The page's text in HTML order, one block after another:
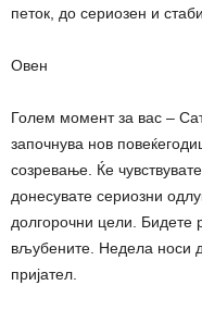
петок, до сериозен и
Овен
Голем момент за вас –
започнува нов
созревање. Ќе
донесувате сериозни
долгорочни цели. Бидете
вљубените. Недела носи
пријател.